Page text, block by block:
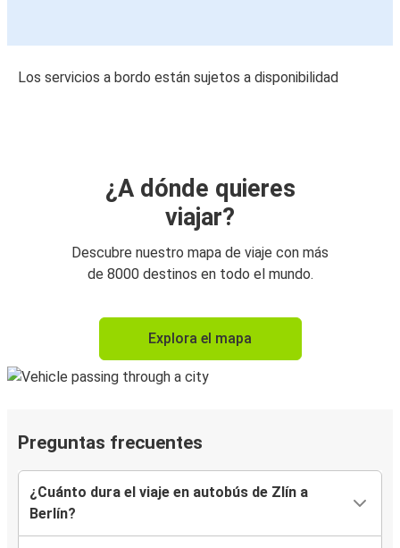
Los servicios a bordo están sujetos a disponibilidad
¿A dónde quieres
viajar?
Descubre nuestro mapa de viaje con más
de 8000 destinos en todo el mundo.
Explora el mapa
Preguntas frecuentes
¿Cuánto dura el viaje en autobús de Zlín a
Berlín?